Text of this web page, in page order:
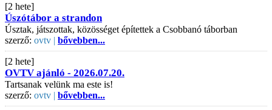
[2 hete]
Úszótábor a strandon
Úsztak, játszottak, közösséget építettek a Csobbanó táborban
szerző: ovtv | bővebben...
[2 hete]
OVTV ajánló - 2026.07.20.
Tartsanak velünk ma este is!
szerző: ovtv | bővebben...